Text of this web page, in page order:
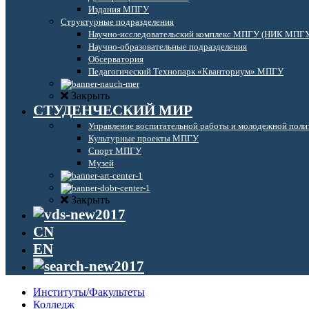
Издания МПГУ
Структурные подразделения
Научно-исследовательский комплекс МПГУ (НИК
Научно-образовательные подразделения
Обсерватория
Педагогический Технопарк «Кванториум» МПГУ
Закрыть
СТУДЕНЧЕСКИЙ МИР
Управление воспитательной работы и молодежной
Культурные проекты МПГУ
Спорт МПГУ
Музей
Закрыть
CN
EN
Институты/Факультеты
Колледж